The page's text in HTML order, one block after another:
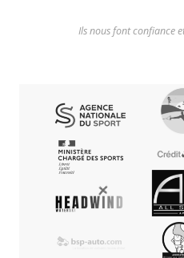
Ils nous font confiance